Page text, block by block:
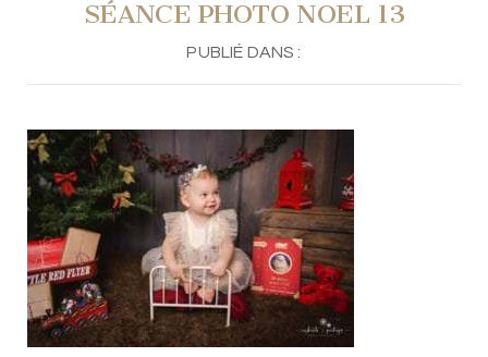
SÉANCE PHOTO NOEL 13
PUBLIÉ DANS :